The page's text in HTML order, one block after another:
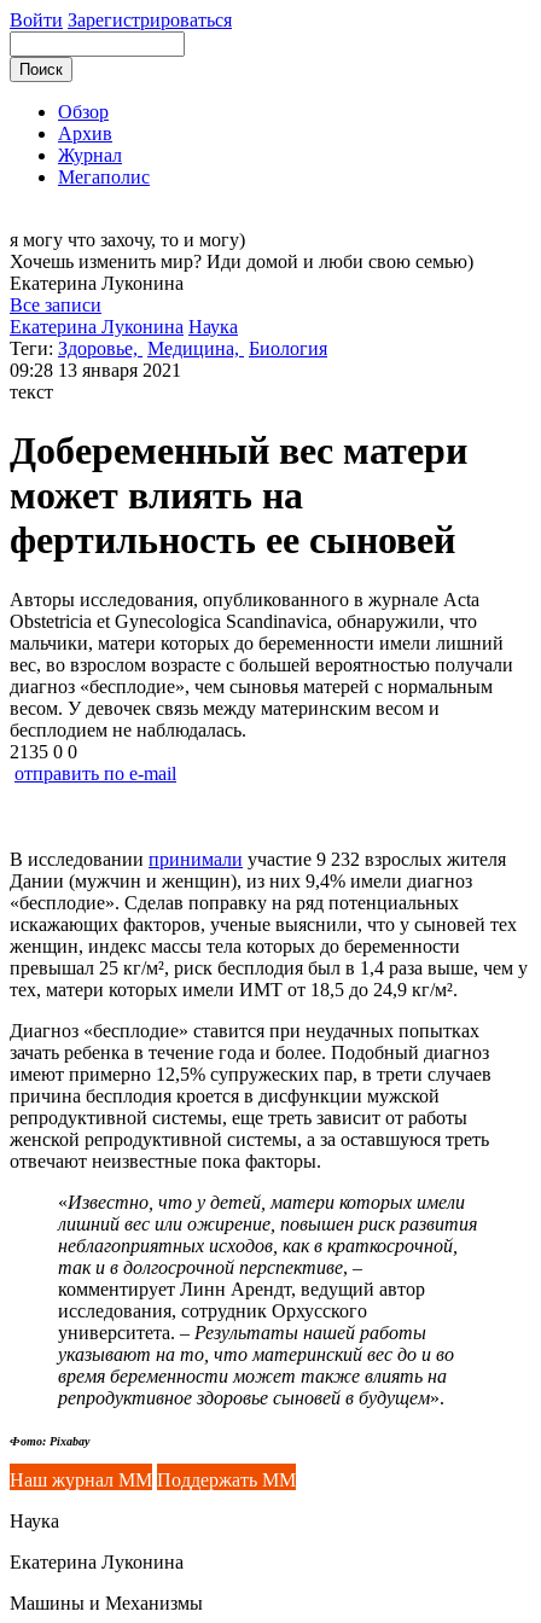
Войти Зарегистрироваться
Обзор
Архив
Журнал
Мегаполис
я могу что захочу, то и могу)
Хочешь изменить мир? Иди домой и люби свою семью)
Екатерина Луконина
Все записи
Екатерина Луконина Наука
Теги: Здоровье, Медицина, Биология
09:28 13 января 2021
текст
Добеременный вес матери
может влиять на
фертильность ее сыновей
Авторы исследования, опубликованного в журнале Acta
Obstetricia et Gynecologica Scandinavica, обнаружили, что
мальчики, матери которых до беременности имели лишний
вес, во взрослом возрасте с большей вероятностью получали
диагноз «бесплодие», чем сыновья матерей с нормальным
весом. У девочек связь между материнским весом и
бесплодием не наблюдалась.
2135 0 0
отправить по e-mail
В исследовании принимали участие 9 232 взрослых жителя
Дании (мужчин и женщин), из них 9,4% имели диагноз
«бесплодие». Сделав поправку на ряд потенциальных
искажающих факторов, ученые выяснили, что у сыновей тех
женщин, индекс массы тела которых до беременности
превышал 25 кг/м², риск бесплодия был в 1,4 раза выше, чем у
тех, матери которых имели ИМТ от 18,5 до 24,9 кг/м².
Диагноз «бесплодие» ставится при неудачных попытках
зачать ребенка в течение года и более. Подобный диагноз
имеют примерно 12,5% супружеских пар, в трети случаев
причина бесплодия кроется в дисфункции мужской
репродуктивной системы, еще треть зависит от работы
женской репродуктивной системы, а за оставшуюся треть
отвечают неизвестные пока факторы.
«Известно, что у детей, матери которых имели
лишний вес или ожирение, повышен риск развития
неблагоприятных исходов, как в краткосрочной,
так и в долгосрочной перспективе, –
комментирует Линн Арендт, ведущий автор
исследования, сотрудник Орхусского
университета. – Результаты нашей работы
указывают на то, что материнский вес до и во
время беременности может также влиять на
репродуктивное здоровье сыновей в будущем».
Фото: Pixabay
Наш журнал ММ Поддержать ММ
Наука
Екатерина Луконина
Машины и Механизмы